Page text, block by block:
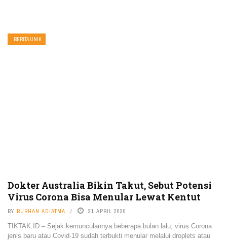
BERITA UNIK
Dokter Australia Bikin Takut, Sebut Potensi
Virus Corona Bisa Menular Lewat Kentut
BY BURHAN ADIATMA 21 APRIL 2020
TIKTAK.ID – Sejak kemunculannya beberapa bulan lalu, virus Corona
jenis baru atau Covid-19 sudah terbukti menular melalui droplets atau